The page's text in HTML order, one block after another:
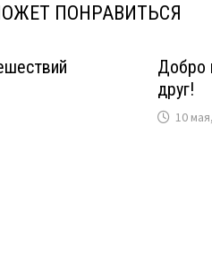
ПОНРАВИТЬСЯ
Добро
друг!
10